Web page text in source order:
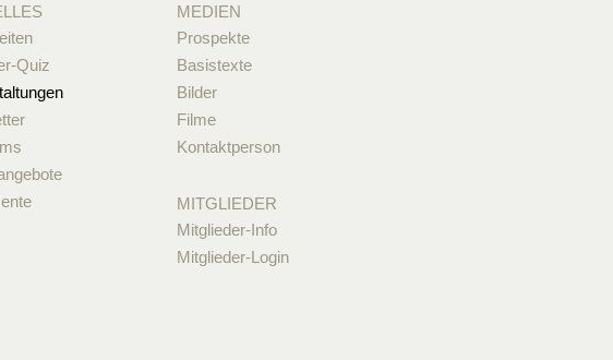
Quiz
MEDIEN
Prospekte
Basistexte
Bilder
Filme
Kontaktperson
MITGLIEDER
Mitglieder-Info
Mitglieder-Login